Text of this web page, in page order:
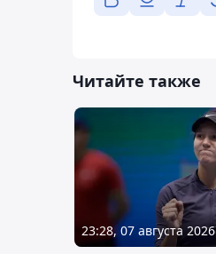
Читайте также
23:28, 07 августа 2026